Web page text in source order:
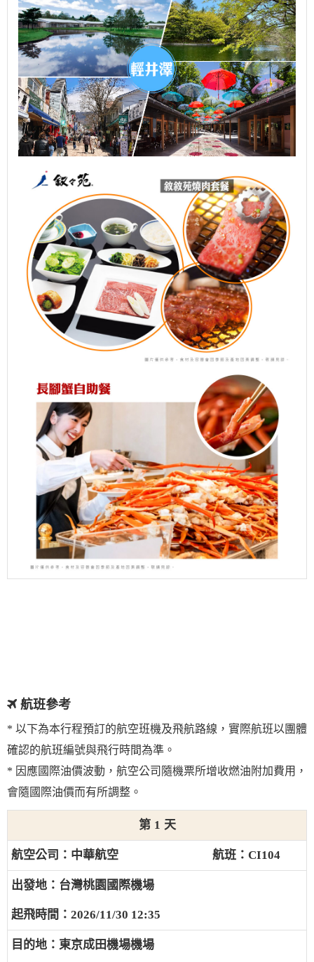
航班參考
* 以下為本行程預訂的航空班機及飛航路線，實際航班以團體
確認的航班編號與飛行時間為準。
* 因應國際油價波動，航空公司隨機票所增收燃油附加費用，
會隨國際油價而有所調整。
1
中華航空 CI104
台灣桃園國際機場
2026/11/30 12:35
東京成田機場機場